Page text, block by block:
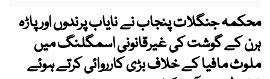
محکمہ جنگلات پنجاب نے نایاب پرندوں اور پاڑہ
ہرن کے گوشت کی غیرقانونی اسمگلنگ میں
ملوث مافیا کے خلاف بڑی کارروائی کرتے ہوئے